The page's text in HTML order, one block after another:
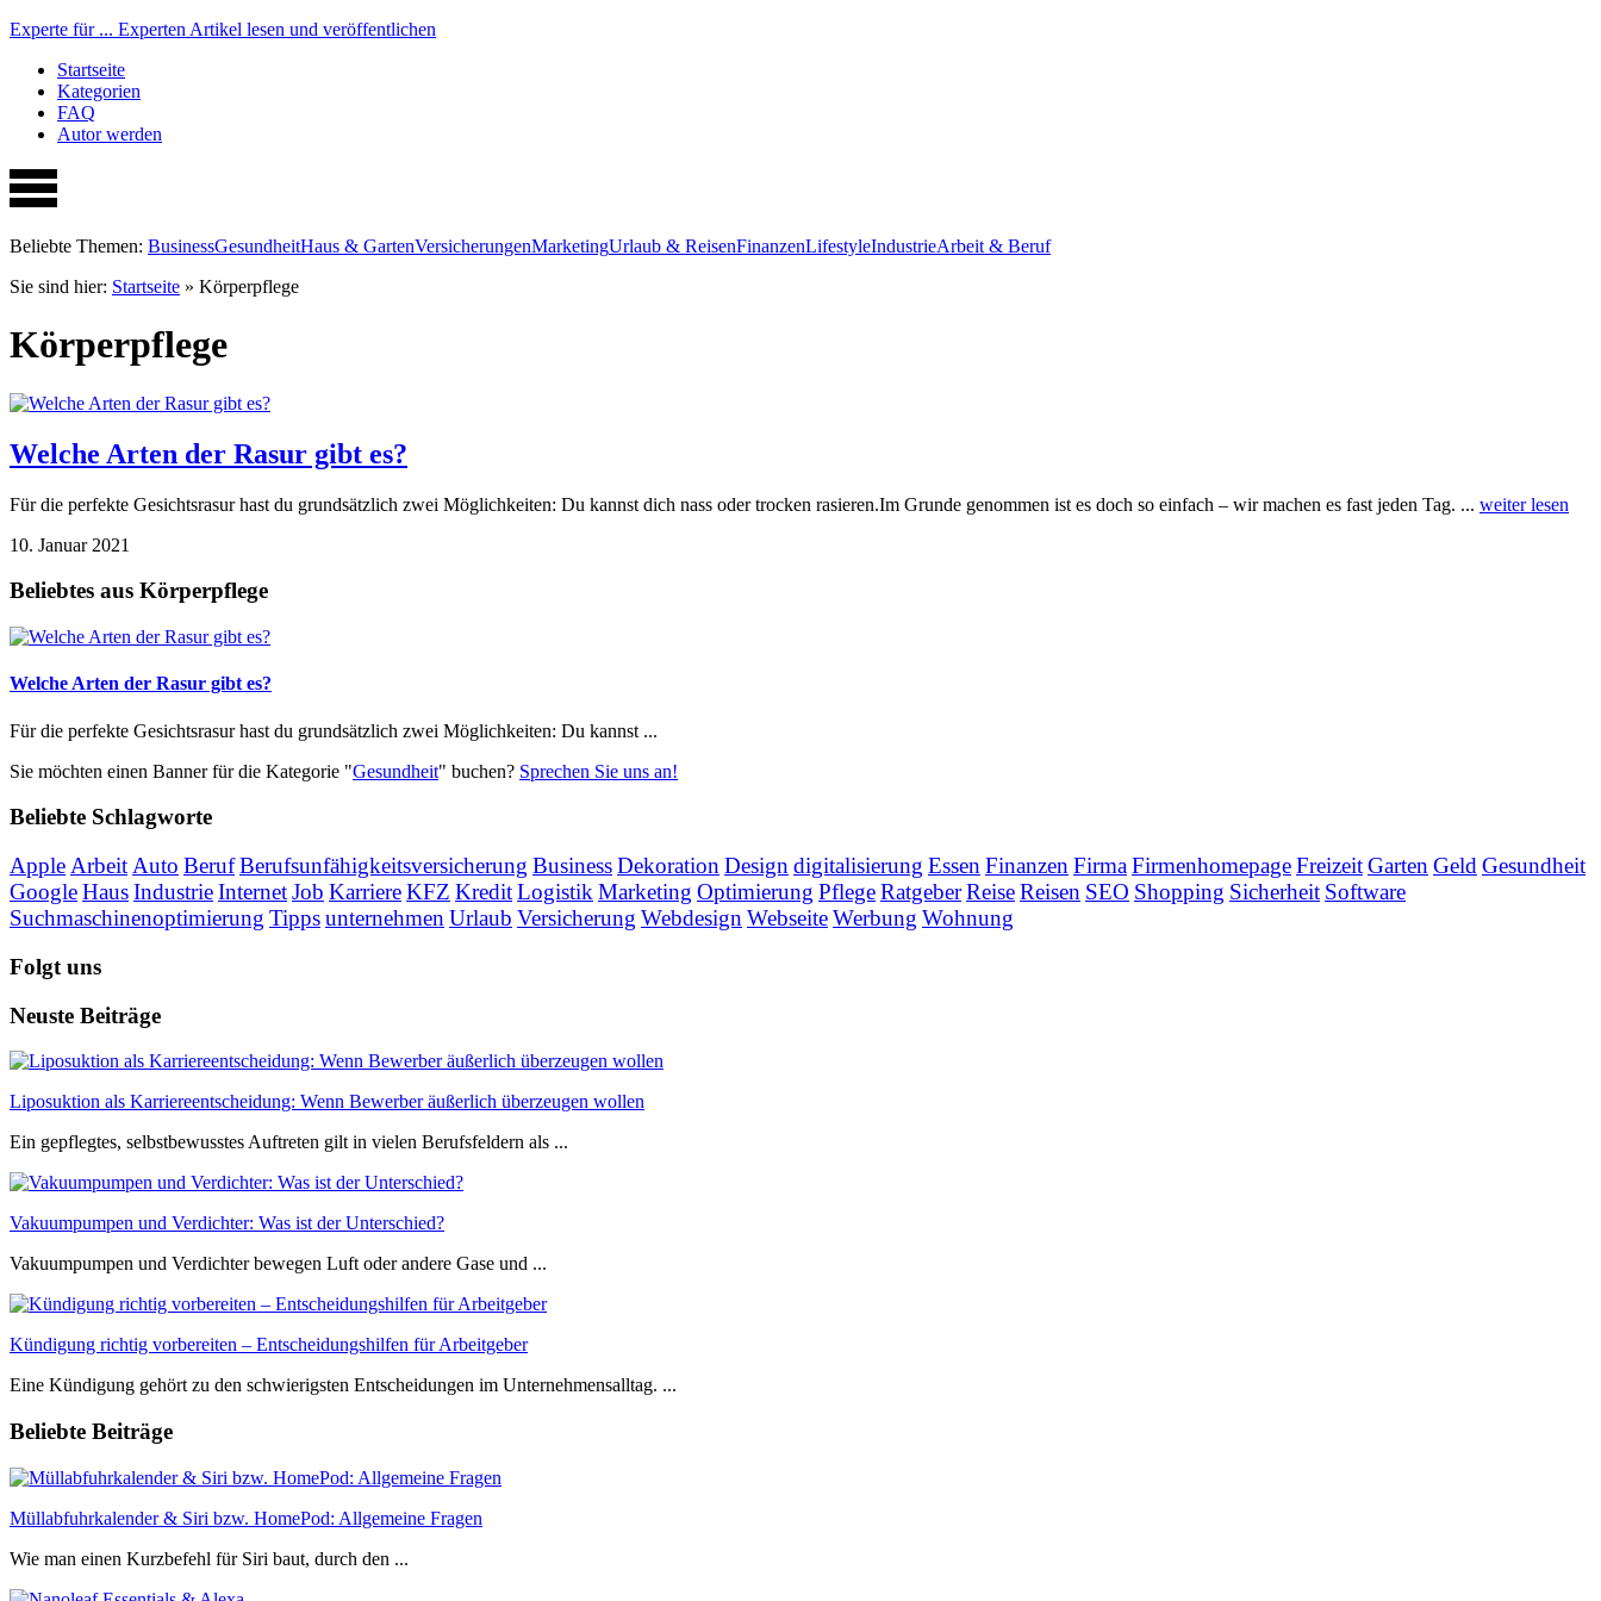
Experte für ... Experten Artikel lesen und veröffentlichen
Startseite
Kategorien
FAQ
Autor werden
Beliebte Themen: BusinessGesundheitHaus & GartenVersicherungenMarketingUrlaub & ReisenFinanzenLifestyleIndustrieArbeit & Beruf
Sie sind hier: Startseite » Körperpflege
Körperpflege
Welche Arten der Rasur gibt es?
Für die perfekte Gesichtsrasur hast du grundsätzlich zwei Möglichkeiten: Du kannst dich nass oder trocken rasieren.Im Grunde genommen ist es doch so einfach – wir machen es fast jeden Tag. ... weiter lesen
10. Januar 2021
Beliebtes aus Körperpflege
Welche Arten der Rasur gibt es?
Für die perfekte Gesichtsrasur hast du grundsätzlich zwei Möglichkeiten: Du kannst ...
Sie möchten einen Banner für die Kategorie "Gesundheit" buchen? Sprechen Sie uns an!
Beliebte Schlagworte
Apple Arbeit Auto BerufBerufsunfähigkeitsversicherung BusinessDekoration Design digitalisierung Essen Finanzen FirmaFirmenhomepageFreizeitGarten Geld Gesundheit
GoogleHausIndustrieInternetJob KarriereKFZ KreditLogistik Marketing Optimierung PflegeRatgeberReiseReisen SEO Shopping Sicherheit Software
Suchmaschinenoptimierung Tippsunternehmen Urlaub Versicherung Webdesign WebseiteWerbung Wohnung
Folgt uns
Neuste Beiträge
Liposuktion als Karriereentscheidung: Wenn Bewerber äußerlich überzeugen wollen
Ein gepflegtes, selbstbewusstes Auftreten gilt in vielen Berufsfeldern als ...
Vakuumpumpen und Verdichter: Was ist der Unterschied?
Vakuumpumpen und Verdichter bewegen Luft oder andere Gase und ...
Kündigung richtig vorbereiten – Entscheidungshilfen für Arbeitgeber
Eine Kündigung gehört zu den schwierigsten Entscheidungen im Unternehmensalltag. ...
Beliebte Beiträge
Müllabfuhrkalender & Siri bzw. HomePod: Allgemeine Fragen
Wie man einen Kurzbefehl für Siri baut, durch den ...